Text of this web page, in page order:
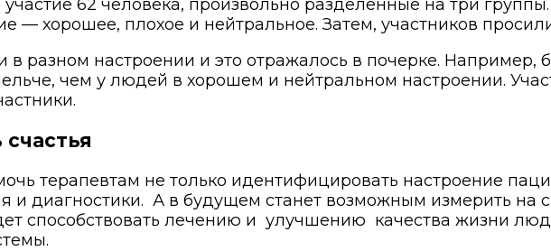
62 человека, произвольно разделённые на три
— хорошее, плохое и нейтральное. Затем, участников
в разном настроении и это отражалось в почерке.
чем у людей в хорошем и нейтральном настроении.
терапевтам не только идентифицировать настроение
и диагностики. А в будущем станет возможным измерить на
способствовать лечению и улучшению качества жизни